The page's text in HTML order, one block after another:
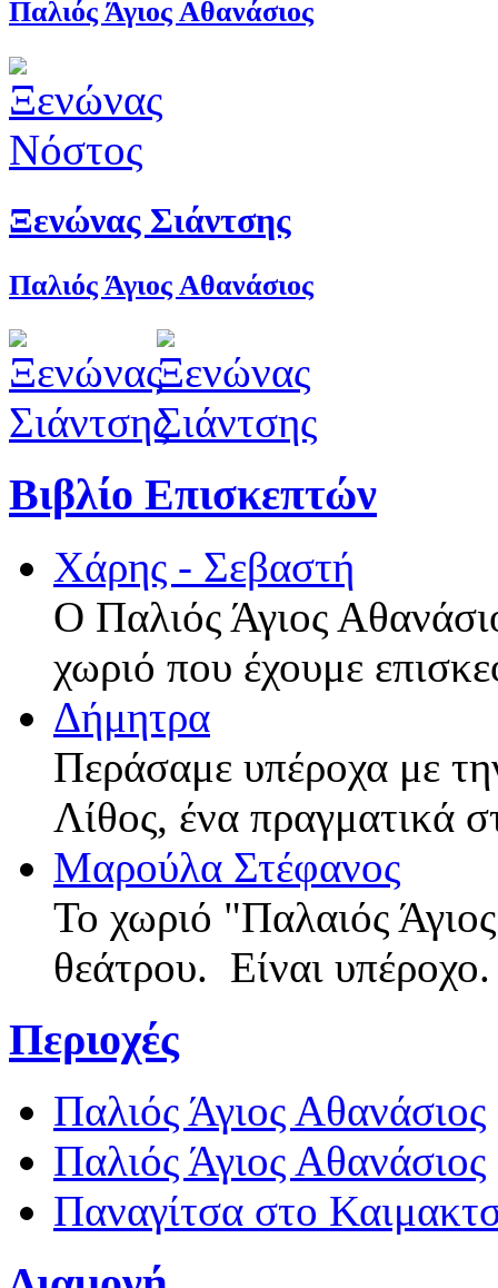
Παλιός Άγιος Αθανάσιος
Ξενώνας Σιάντσης
Παλιός Άγιος Αθανάσιος
Βιβλίο Επισκεπτών
Χάρης - Σεβαστή
Ο Παλιός Άγιος
χωριό που έχουμε
Δήμητρα
Περάσαμε υπέροχα με
Λίθος, ένα πραγματικά
Μαρούλα Στέφανος
Το χωριό "Παλαιός
θεάτρου. Είναι
Περιοχές
Παλιός Άγιος Αθανάσιος
Παλιός Άγιος Αθανάσιος
Παναγίτσα στο